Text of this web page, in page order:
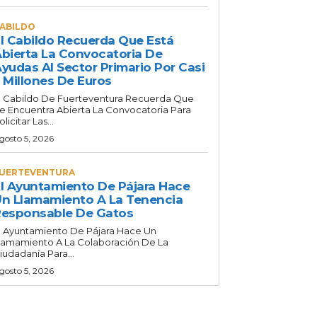
Cabildo Recuerda Que Está
La Convocatoria De
Al Sector Primario Por Casi
Millones De Euros
Cabildo De Fuerteventura Recuerda Que
Encuentra Abierta La Convocatoria Para
Las...
5, 2026
Ayuntamiento De Pájara Hace
Llamamiento A La Tenencia
De Gatos
Ayuntamiento De Pájara Hace Un
A La Colaboración De La
Para...
5, 2026